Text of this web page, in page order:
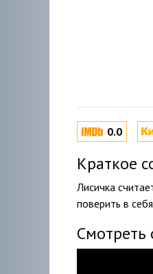
0.0
Краткое
Лисичка
поверить в
Смотреть